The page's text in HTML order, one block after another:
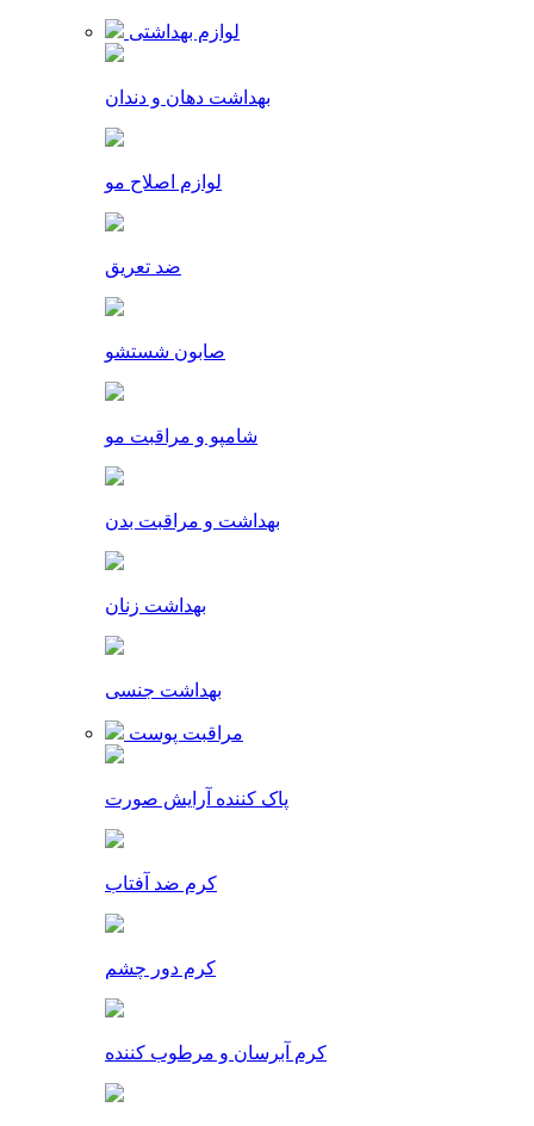
لوازم بهداشتی
بهداشت دهان و دندان
لوازم اصلاح مو
ضد تعریق
صابون شستشو
شامپو و مراقبت مو
بهداشت و مراقبت بدن
بهداشت زنان
بهداشت جنسی
مراقبت پوست
پاک کننده آرایش صورت
کرم ضد آفتاب
کرم دور چشم
کرم آبرسان و مرطوب کننده